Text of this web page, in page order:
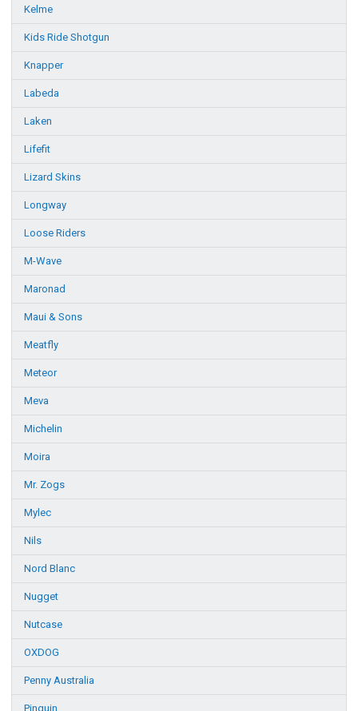
Kelme
Kids Ride Shotgun
Knapper
Labeda
Laken
Lifefit
Lizard Skins
Longway
Loose Riders
M-Wave
Maronad
Maui & Sons
Meatfly
Meteor
Meva
Michelin
Moira
Mr. Zogs
Mylec
Nils
Nord Blanc
Nugget
Nutcase
OXDOG
Penny Australia
Pinguin